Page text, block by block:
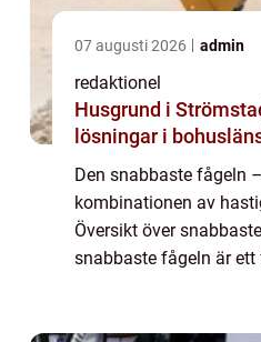
07 augusti 2026 admin
redaktionel
Husgrund i
lösningar i
Den snabbaste fågeln
kombinationen av
Översikt över
snabbaste fågeln är